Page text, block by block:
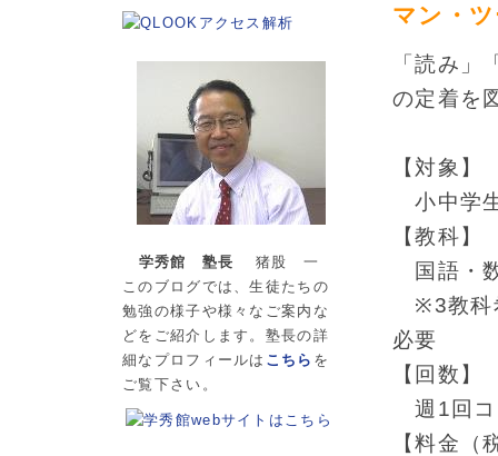
マン・
「読み
の定着を
【対象】
小中学
【教科】
国語・
※3教科
必要
【回数】
週1回
【料金（
学秀館 塾長 猪股 一
このブログでは、生徒たちの
勉強の様子や様々なご案内な
どをご紹介します。塾長の詳
細なプロフィールは こちら を
ご覧下さい。